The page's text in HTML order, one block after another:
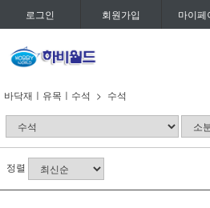
로그인 회원가입 마이페
바닥재ㅣ유목ㅣ수석 수석
정렬